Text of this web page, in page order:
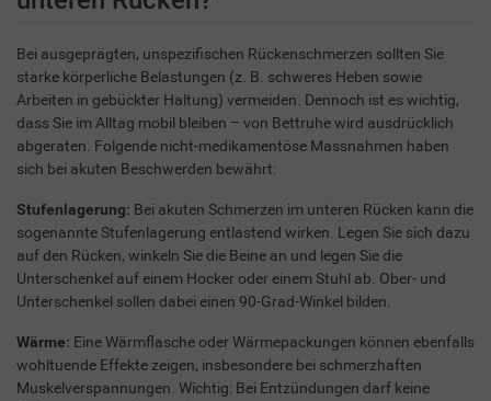
Bei ausgeprägten, unspezifischen Rückenschmerzen sollten Sie
starke körperliche Belastungen (z. B. schweres Heben sowie
Arbeiten in gebückter Haltung) vermeiden. Dennoch ist es wichtig,
dass Sie im Alltag mobil bleiben – von Bettruhe wird ausdrücklich
abgeraten. Folgende nicht-medikamentöse Massnahmen haben
sich bei akuten Beschwerden bewährt:
Stufenlagerung: Bei akuten Schmerzen im unteren Rücken kann die
sogenannte Stufenlagerung entlastend wirken. Legen Sie sich dazu
auf den Rücken, winkeln Sie die Beine an und legen Sie die
Unterschenkel auf einem Hocker oder einem Stuhl ab. Ober- und
Unterschenkel sollen dabei einen 90-Grad-Winkel bilden.
Wärme: Eine Wärmflasche oder Wärmepackungen können ebenfalls
wohltuende Effekte zeigen, insbesondere bei schmerzhaften
Muskelverspannungen. Wichtig: Bei Entzündungen darf keine